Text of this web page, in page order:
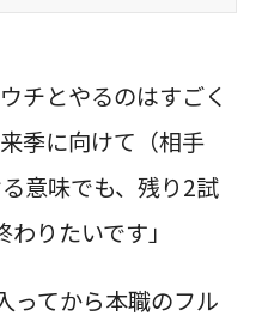
チとやるのはすごく
季に向けて（相手
意味でも、残り2試
りたいです」
ってから本職のフル